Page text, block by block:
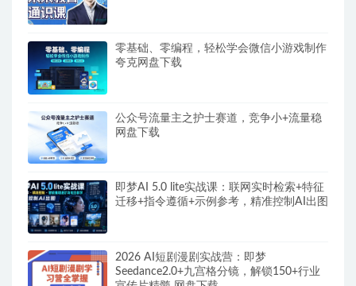
零基础、零编程，轻松学会微信小游戏制作
夸克网盘下载
公众号流量主之护士赛道，竞争小+流量稳
网盘下载
即梦AI 5.0 lite实战课：联网实时检索+特征
迁移+指令遵循+示例参考，精准控制AI出图
2026 AI短剧漫剧实战营：即梦
Seedance2.0+九宫格分镜，解锁150+行业